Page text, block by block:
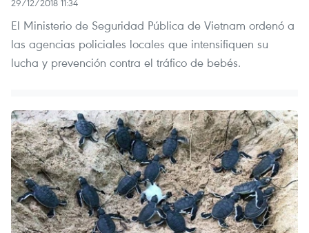
El Ministerio de Seguridad Pública de Vietnam ordenó a
las agencias policiales locales que intensifiquen su
lucha y prevención contra el tráfico de bebés.